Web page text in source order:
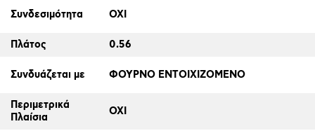
Συνδεσιμότητα ΟΧΙ
Πλάτος 0.56
Συνδυάζεται με ΦΟΥΡΝΟ ΕΝΤΟΙΧΙΖΟΜΕΝΟ
Περιμετρικά
Πλαίσια
ΟΧΙ